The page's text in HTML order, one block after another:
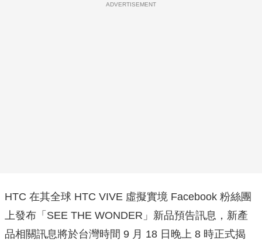
ADVERTISEMENT
HTC 在其全球 HTC VIVE 虛擬實境 Facebook 粉絲團
上發布「SEE THE WONDER」新品預告訊息，新產
品相關訊息將於台灣時間 9 月 18 日晚上 8 時正式揭